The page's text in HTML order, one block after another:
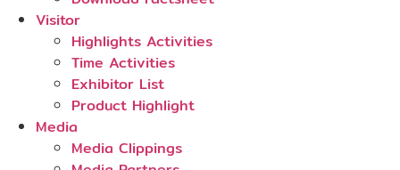
Visitor
Highlights Activities
Time Activities
Exhibitor List
Product Highlight
Media
Media Clippings